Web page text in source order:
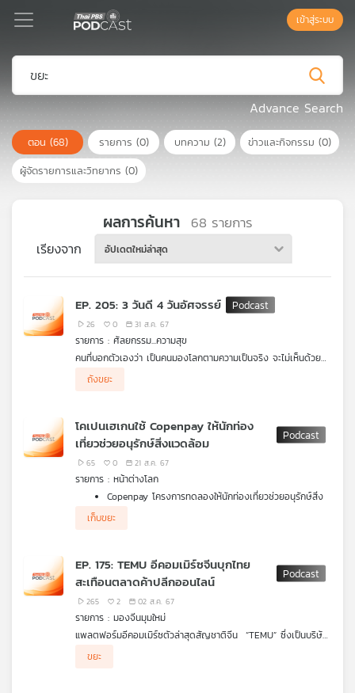
Podcast
เพล
ย์
ลิ
เพล
สต์
กิจกรรม
เข้าสู่ระบบ
Advance Search
ตอน (68) รายการ (0) บทความ (2) ข่าวและกิจกรรม (0)
ผู้จัดรายการและวิทยากร (0)
ผลการค้นหา 68 รายการ
เรียงจาก อัปเดตใหม่ล่าสุด
EP. 205: 3 วันดี 4 วันอัศจรรย์
26 0 31 ส.ค. 67
รายการ : ศัลยกรรม...ความสุข
คนที่บอกตัวเองว่า เป็นคนมองโลกตามความเป็นจริง จะไม่เห็นด้วย
กับวลีที่ว่า
วันดี ๆ โดยไม่มีวันไม่ดีอยู่เลยสักวัน ซึ่งก็จริงที่ว่า ทุกคนต้องพบเจอ
เผชิญเรื่องไม่ดีที่จะเกิดขึ้นได้อย่างดี หากสามารถทำได้ วันของเราจะ
กลายเป็นวันดี ๆ ตามวลีที่ว่า“3 วันดี 4 วันอัศจรรย์” ได้จริง ๆ
ถังขยะ
โคเปนเฮเกนใช้ Copenpay ให้นักท่อง
เที่ยวช่วยอนุรักษ์สิ่งแวดล้อม
65 0 21 ส.ค. 67
รายการ : หน้าต่างโลก
Copenpay โครงการทดลองให้นักท่องเที่ยวช่วยอนุรักษ์สิ่ง
นักวิจัยคาด การเสียชีวิตด้วยโรคมะเร็งในผู้ชายทั่วโลกจะสูง
ธุรกิจชาติจนร่ำรวย
เก็บขยะ
EP. 175: TEMU อีคอมเมิร์ซจีนบุกไทย
สะเทือนตลาดค้าปลีกออนไลน์
265 2 02 ส.ค. 67
รายการ : มองจีนมุมใหม่
แพลตฟอร์มอีคอมเมิร์ซตัวล่าสุดสัญชาติจีน “TEMU” ซึ่งเป็นบริษัท
เปิดตัวในไทยแล้วเมื่อปลายเดือนกรกฎาคม 2567 ที่ผ่านมา เป็นชาติที่
สินค้าและผลกระทบต่อผู้ประกอบการรายย่อยในประเทศ พ่อค้าแม่ค้า
โสภิต หวังวิวัฒนา ชวน ตฤณ วุ่นกลิ่นหอม นายกสมาคมการค้า
ขยะ